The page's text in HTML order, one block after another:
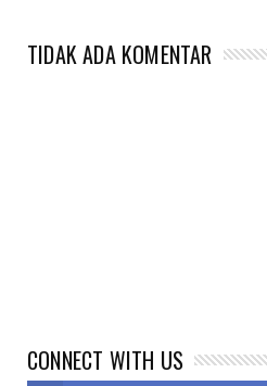
TIDAK ADA KOMENTAR
CONNECT WITH US